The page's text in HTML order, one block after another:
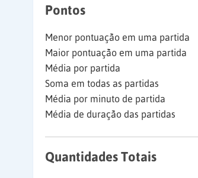
Pontos
Menor pontuação em uma partida
Maior pontuação em uma partida
Média por partida
Soma em todas as partidas
Média por minuto de partida
Média de duração das partidas
Quantidades Totais